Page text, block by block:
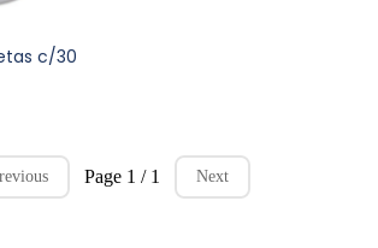
c/30
Page 1 / 1 Next